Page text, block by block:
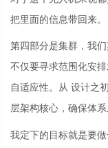
把里面的信息带回来。
第四部分是集群，我
不仅要寻求范围化安
自适应性。从 设计之
层架构核心，确保体
我定下的目标就是要